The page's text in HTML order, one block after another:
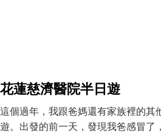
花蓮慈濟醫院半日遊
這個過年，我跟爸媽還有家族裡的其
遊。出發的前一天，發現我爸感冒了